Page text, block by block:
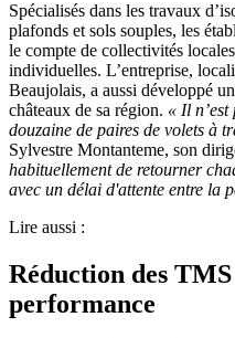
Spécialisés dans les travaux
plafonds et sols souples, les
le compte de collectivités
individuelles. L’entreprise,
Beaujolais, a aussi développé
châteaux de sa région. « Il
douzaine de paires de volets à
Sylvestre Montanteme, son
habituellement de retourner
avec un délai d'attente entre la
Lire aussi :
Réduction des
performance